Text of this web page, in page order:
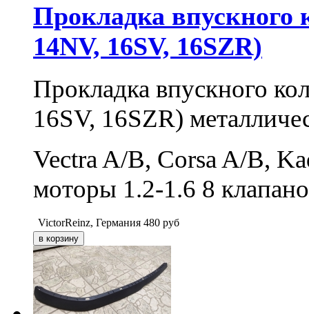
Прокладка впускного
14NV, 16SV, 16SZR)
Прокладка впускного
16SV, 16SZR)
Vectra A/B, Corsa A/B,
моторы 1.2-1.6 8
VictorReinz, Германия 480 руб